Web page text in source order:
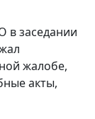
в заседании
жалобе,
акты,